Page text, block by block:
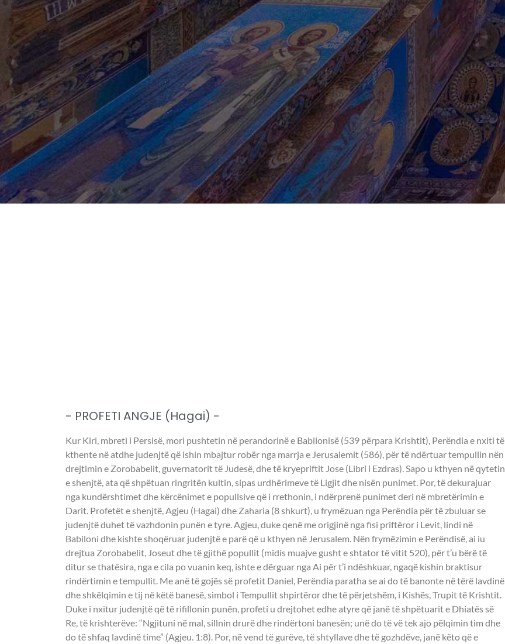
- PROFETI ANGJE (Hagai) -
Kur Kiri, mbreti i Persisë, mori pushtetin në perandorinë e Babilonisë (539 përpara Krishtit), Perëndia e nxiti të
kthente në atdhe judenjtë që ishin mbajtur robër nga marrja e Jerusalemit (586), për të ndërtuar tempullin nën
drejtimin e Zorobabelit, guvernatorit të Judesë, dhe të kryepriftit Jose (Libri i Ezdras). Sapo u kthyen në qytetin
e shenjtë, ata që shpëtuan ringritën kultin, sipas urdhërimeve të Ligjit dhe nisën punimet. Por, të dekurajuar
nga kundërshtimet dhe kërcënimet e popullsive që i rrethonin, i ndërprenë punimet deri në mbretërimin e
Darit. Profetët e shenjtë, Agjeu (Hagai) dhe Zaharia (8 shkurt), u frymëzuan nga Perëndia për të zbuluar se
judenjtë duhet të vazhdonin punën e tyre. Agjeu, duke qenë me origjinë nga fisi priftëror i Levit, lindi në
Babiloni dhe kishte shoqëruar judenjtë e parë që u kthyen në Jerusalem. Nën frymëzimin e Perëndisë, ai iu
drejtua Zorobabelit, Joseut dhe të gjithë popullit (midis muajve gusht e shtator të vitit 520), për t’u bërë të
ditur se thatësira, nga e cila po vuanin keq, ishte e dërguar nga Ai për t’i ndëshkuar, ngaqë kishin braktisur
rindërtimin e tempullit. Me anë të gojës së profetit Daniel, Perëndia paratha se ai do të banonte në tërë lavdinë
dhe shkëlqimin e tij në këtë banesë, simbol i Tempullit shpirtëror dhe të përjetshëm, i Kishës, Trupit të Krishtit.
Duke i nxitur judenjtë që të rifillonin punën, profeti u drejtohet edhe atyre që janë të shpëtuarit e Dhiatës së
Re, të krishterëve: “Ngjituni në mal, sillnin drurë dhe rindërtoni banesën; unë do të vë tek ajo pëlqimin tim dhe
do të shfaq lavdinë time” (Agjeu. 1:8). Por, në vend të gurëve, të shtyllave dhe të gozhdëve, janë këto që e